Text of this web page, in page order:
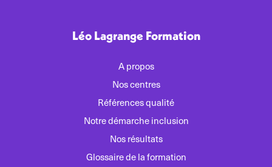
Léo Lagrange Formation
A propos
Nos centres
Références qualité
Notre démarche inclusion
Nos résultats
Glossaire de la formation